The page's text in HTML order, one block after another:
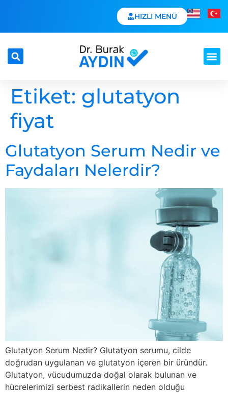
HIZLI MENÜ
Etiket: glutatyon
fiyat
Glutatyon Serum Nedir ve
Faydaları Nelerdir?
Glutatyon Serum Nedir? Glutatyon serumu, cilde
doğrudan uygulanan ve glutatyon içeren bir üründür.
Glutatyon, vücudumuzda doğal olarak bulunan ve
hücrelerimizi serbest radikallerin neden olduğu